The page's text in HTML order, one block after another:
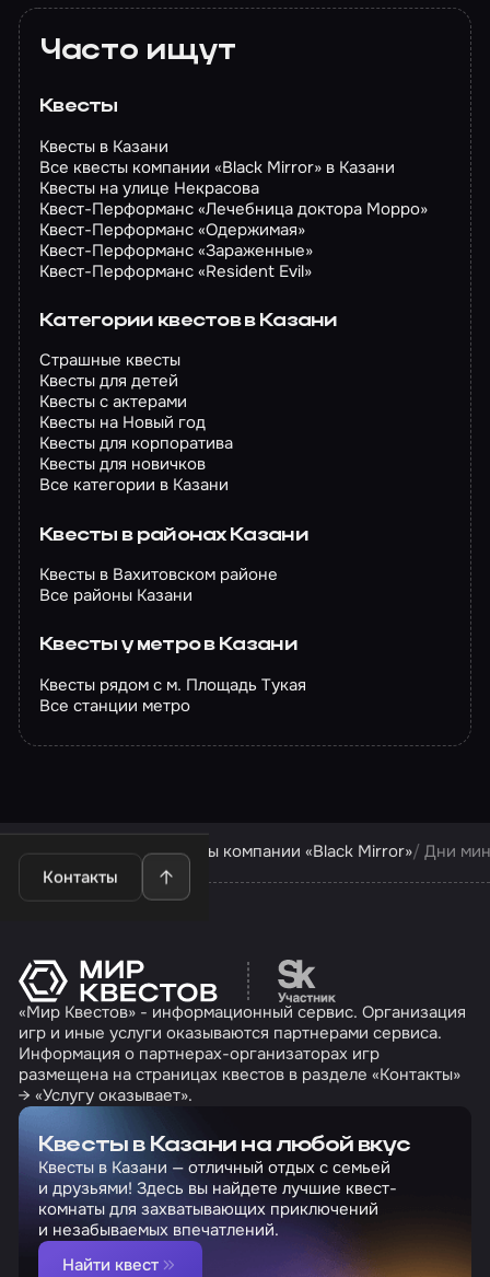
Часто ищут
Квесты
Квесты в Казани
Все квесты компании «Black Mirror» в Казани
Квесты на улице Некрасова
Квест-Перформанс «Лечебница доктора Морро»
Квест-Перформанс «Одержимая»
Квест-Перформанс «Зараженные»
Квест-Перформанс «Resident Evil»
Категории квестов в Казани
Страшные квесты
Квесты для детей
Квесты с актерами
Квесты на Новый год
Квесты для корпоратива
Квесты для новичков
Все категории в Казани
Квесты в районах Казани
Квесты в Вахитовском районе
Все районы Казани
Квесты у метро в Казани
Квесты рядом с м. Площадь Тукая
Все станции метро
Контакты
Квесты в Казани Квесты компании «Black Mirror» Дни
Перейти на сайт
«Мир Квестов» - информационный сервис. Организация
игр и иные услуги оказываются партнерами сервиса.
Информация о партнерах-организаторах игр
размещена на страницах квестов в разделе «Контакты»
→ «Услугу оказывает».
Квесты в Казани на любой вкус
Квесты в Казани — отличный отдых с семьей
и друзьями! Здесь вы найдете лучшие квест-
комнаты для захватывающих приключений
и незабываемых впечатлений.
Найти квест